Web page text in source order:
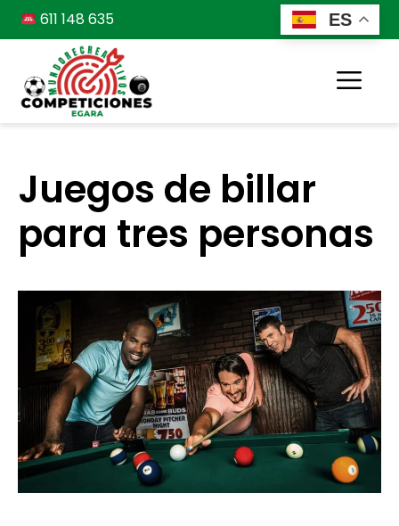
Saltar
al
contenido
611 148 635 ES
Juegos de billar
para tres personas